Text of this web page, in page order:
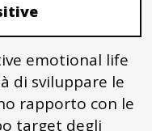
emotional life
di sviluppare le
rapporto con le
target degli